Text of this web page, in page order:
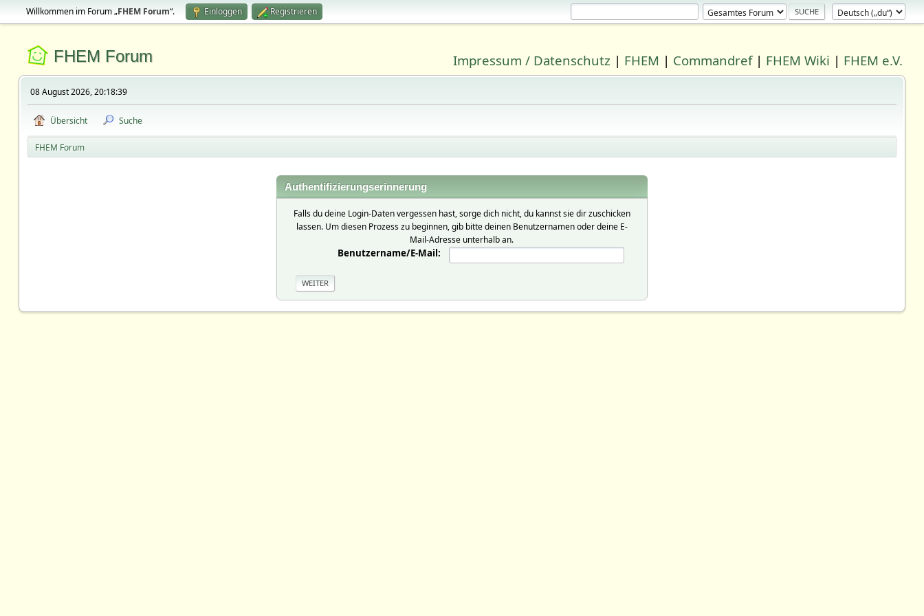
Willkommen im Forum „FHEM Forum“. Einloggen Registrieren
FHEM Forum Impressum / Datenschutz | FHEM | Commandref| FHEM Wiki | FHEM e.V.
08 August 2026, 20:18:39
Übersicht Suche
FHEM Forum
Authentifizierungserinnerung
Falls du deine Login-Daten vergessen hast, sorge dich nicht, du kannst sie dir zuschicken
lassen. Um diesen Prozess zu beginnen, gib bitte deinen Benutzernamen oder deine E-
Mail-Adresse unterhalb an.
Benutzername/E-Mail: